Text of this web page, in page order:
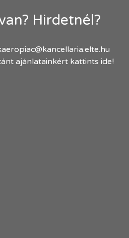
Hirdetnél?
ajánlatainkért kattints ide!